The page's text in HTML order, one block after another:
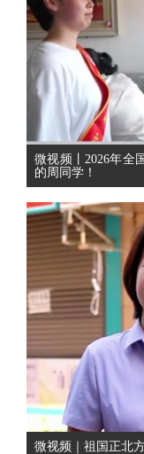
微视频丨2026年全
的周同学！
微视频｜祖国正北